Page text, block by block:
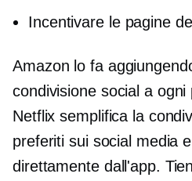
Incentivare le pagine
Amazon lo fa
condivisione social a
Netflix semplifica la
preferiti sui social media
direttamente dall'app.